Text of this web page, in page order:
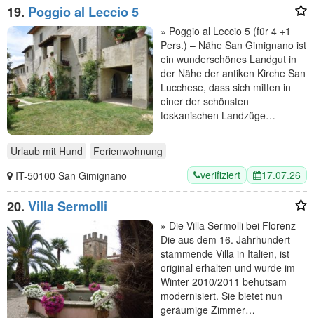
19. Poggio al Leccio 5
» Poggio al Leccio 5 (für 4 +1
Pers.) – Nähe San Gimignano ist
ein wunderschönes Landgut in
der Nähe der antiken Kirche San
Lucchese, dass sich mitten in
einer der schönsten
toskanischen Landzüge…
Urlaub mit Hund
Ferienwohnung
IT-50100 San Gimignano
verifiziert 17.07.26
20. Villa Sermolli
» Die Villa Sermolli bei Florenz
Die aus dem 16. Jahrhundert
stammende Villa in Italien, ist
original erhalten und wurde im
Winter 2010/2011 behutsam
modernisiert. Sie bietet nun
geräumige Zimmer…